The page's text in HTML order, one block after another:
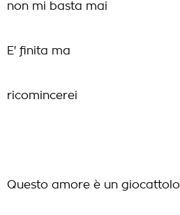
non mi basta mai
E' finita ma
ricomincerei
Questo amore è un giocattolo